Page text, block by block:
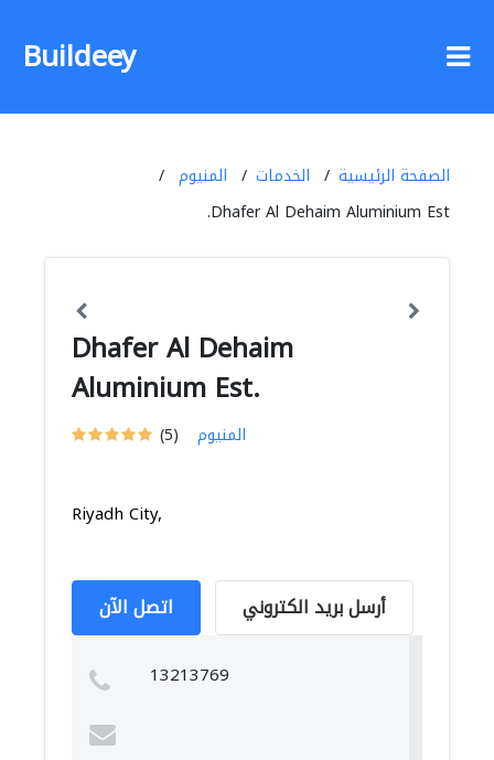
Buildeey
الصفحة الرئيسية الخدمات
المنيوم
Dhafer Al Dehaim Aluminium Est.
Dhafer Al Dehaim
Aluminium Est.
(5) المنيوم
Riyadh City,
اتصل الآن أرسل بريد الكتروني
13213769